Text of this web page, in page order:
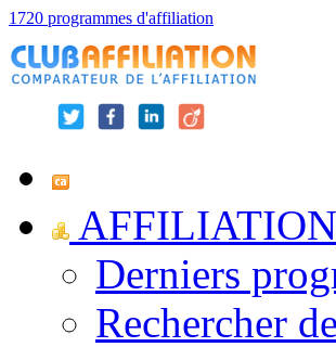
1720 programmes d'affiliation
AFFILIATION
Derniers
Rechercher